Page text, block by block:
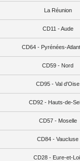
La Réunion
CD11 - Aude
CD64 - Pyrénées-
CD59 - Nord
CD95 - Val d'Oise
CD92 - Hauts-de-
CD57 - Moselle
CD84 - Vaucluse
CD28 - Eure-et-